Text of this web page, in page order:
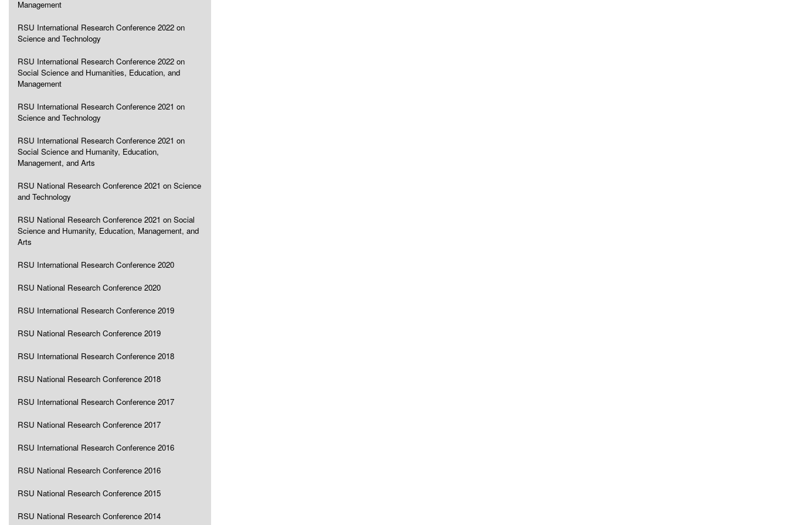
Management
RSU International Research Conference 2022 on
Science and Technology
RSU International Research Conference 2022 on
Social Science and Humanities, Education, and
Management
RSU International Research Conference 2021 on
Science and Technology
RSU International Research Conference 2021 on
Social Science and Humanity, Education,
Management, and Arts
RSU National Research Conference 2021 on Science
and Technology
RSU National Research Conference 2021 on Social
Science and Humanity, Education, Management, and
Arts
RSU International Research Conference 2020
RSU National Research Conference 2020
RSU International Research Conference 2019
RSU National Research Conference 2019
RSU International Research Conference 2018
RSU National Research Conference 2018
RSU International Research Conference 2017
RSU National Research Conference 2017
RSU International Research Conference 2016
RSU National Research Conference 2016
RSU National Research Conference 2015
RSU National Research Conference 2014